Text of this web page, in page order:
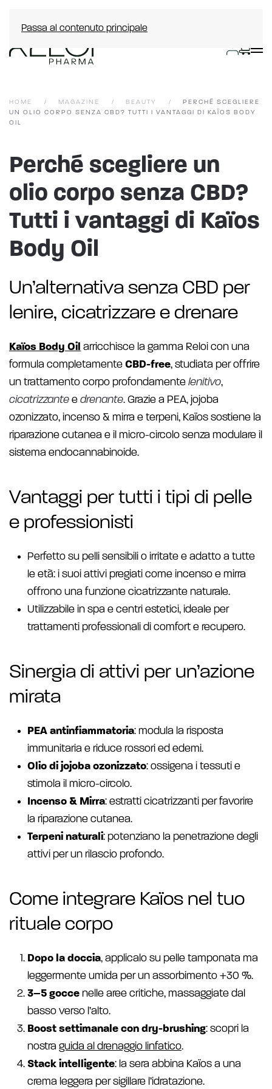
Passa al contenuto principale
HOME MAGAZINE BEAUTY
PERCHÉ SCEGLIERE
UN OLIO CORPO SENZA CBD? TUTTI I VANTAGGI DI KAÏOS BODY
OIL
Perché scegliere un
olio corpo senza CBD?
Tutti i vantaggi di Kaïos
Body Oil
Un’alternativa senza CBD per
lenire, cicatrizzare e drenare
Kaïos Body Oil arricchisce la gamma Reloi con una
formula completamente CBD-free, studiata per offrire
un trattamento corpo profondamente lenitivo,
cicatrizzante e drenante. Grazie a PEA, jojoba
ozonizzato, incenso & mirra e terpeni, Kaïos sostiene la
riparazione cutanea e il micro-circolo senza modulare il
sistema endocannabinoide.
Vantaggi per tutti i tipi di pelle
e professionisti
Perfetto su pelli sensibili o irritate e adatto a tutte
le età: i suoi attivi pregiati come incenso e mirra
offrono una funzione cicatrizzante naturale.
Utilizzabile in spa e centri estetici, ideale per
trattamenti professionali di comfort e recupero.
Sinergia di attivi per un’azione
mirata
PEA antinfiammatoria: modula la risposta
immunitaria e riduce rossori ed edemi.
Olio di jojoba ozonizzato: ossigena i tessuti e
stimola il micro-circolo.
Incenso & Mirra: estratti cicatrizzanti per favorire
la riparazione cutanea.
Terpeni naturali: potenziano la penetrazione degli
attivi per un rilascio profondo.
Come integrare Kaïos nel tuo
rituale corpo
Dopo la doccia, applicalo su pelle tamponata ma
leggermente umida per un assorbimento +30 %.
3–5 gocce nelle aree critiche, massaggiate dal
basso verso l’alto.
Boost settimanale con dry-brushing: scopri la
nostra guida al drenaggio linfatico.
Stack intelligente: la sera abbina Kaïos a una
crema leggera per sigillare l’idratazione.